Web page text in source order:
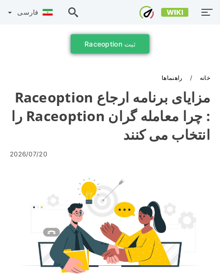
فارسی
ثبت Raceoption
خانه راهنماها
مزایای برنامه ارجاع Raceoption
: چرا معامله گران Raceoption را
انتخاب می کنند
2026/07/20